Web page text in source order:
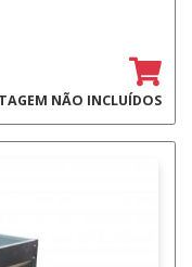
NÃO INCLUÍDOS